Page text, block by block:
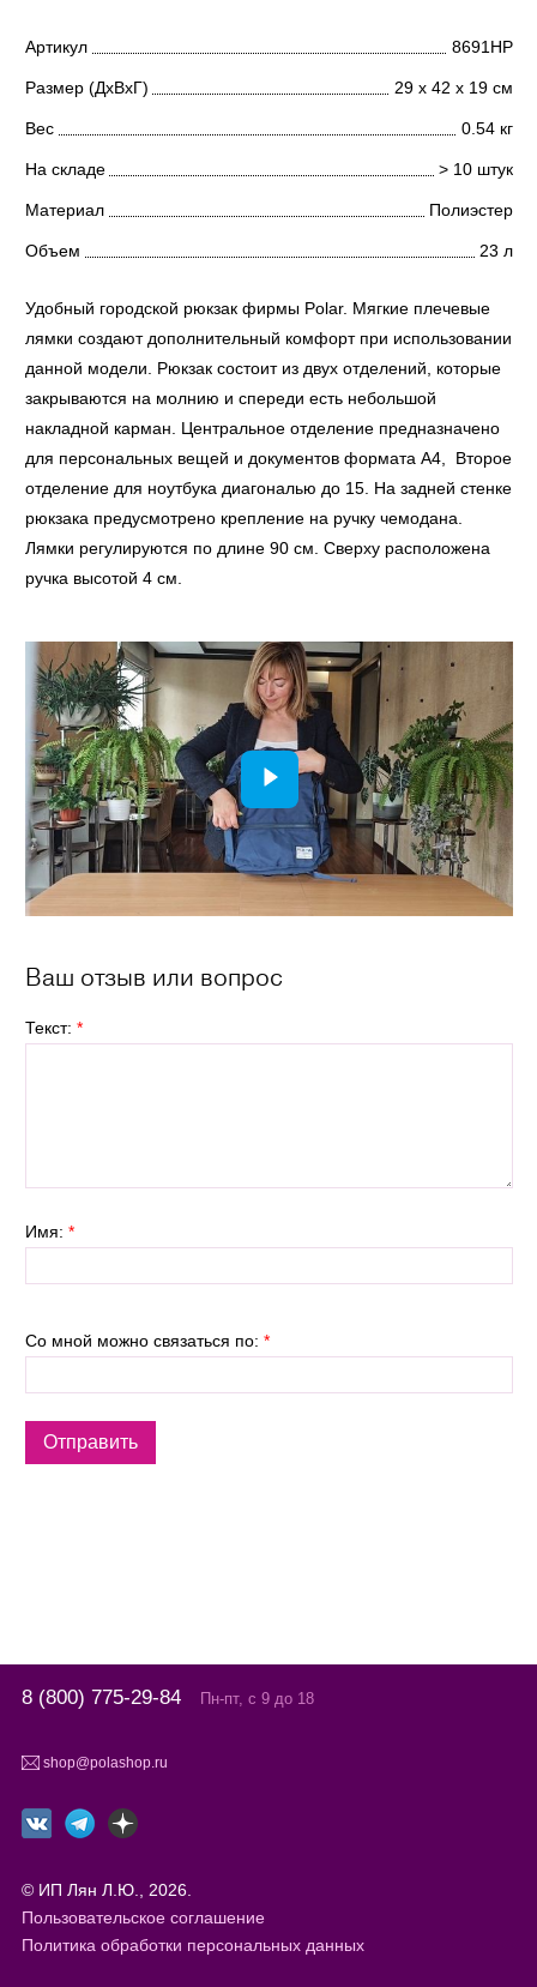
Артикул 8691НР
Размер (ДхВхГ) 29 х 42 х 19 см
Вес 0.54 кг
На складе > 10 штук
Материал Полиэстер
Объем 23 л
Удобный городской рюкзак фирмы Polar. Мягкие плечевые
лямки создают дополнительный комфорт при использовании
данной модели. Рюкзак состоит из двух отделений, которые
закрываются на молнию и спереди есть небольшой
накладной карман. Центральное отделение предназначено
для персональных вещей и документов формата А4, Второе
отделение для ноутбука диагональю до 15. На задней стенке
рюкзака предусмотрено крепление на ручку чемодана.
Лямки регулируются по длине 90 см. Сверху расположена
ручка высотой 4 см.
Ваш отзыв или вопрос
Текст: *
Имя: *
Со мной можно связаться по: *
8 (800) 775-29-84 Пн-пт, с 9 до 18
shop@polashop.ru
© ИП Лян Л.Ю., 2026.
Пользовательское соглашение
Политика обработки персональных данных